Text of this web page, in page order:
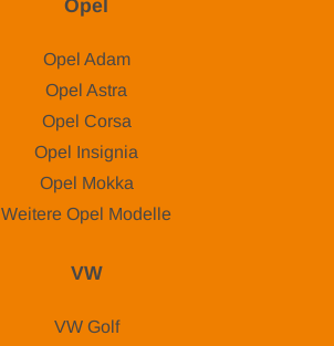
Opel
Opel Adam
Opel Astra
Opel Corsa
Opel Insignia
Opel Mokka
Weitere Opel Modelle
VW
VW Golf